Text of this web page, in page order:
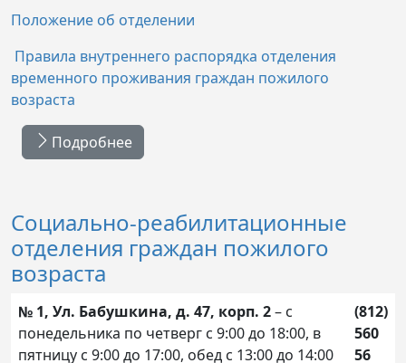
Положение об отделении
Правила внутреннего распорядка отделения
временного проживания граждан пожилого
возраста
Подробнее
Социально-реабилитационные
отделения граждан пожилого
возраста
№ 1, Ул. Бабушкина, д. 47, корп. 2– с
понедельника по четверг с 9:00 до 18:00, в
пятницу с 9:00 до 17:00, обед с 13:00 до 14:00
(812)
560
56